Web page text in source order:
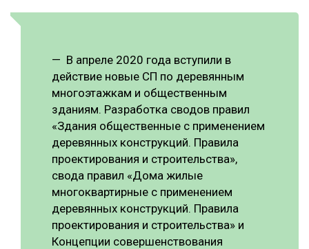
— В апреле 2020 года вступили в
действие новые СП по деревянным
многоэтажкам и общественным
зданиям. Разработка сводов правил
«Здания общественные с применением
деревянных конструкций. Правила
проектирования и строительства»,
свода правил «Дома жилые
многоквартирные с применением
деревянных конструкций. Правила
проектирования и строительства» и
Концепции совершенствования